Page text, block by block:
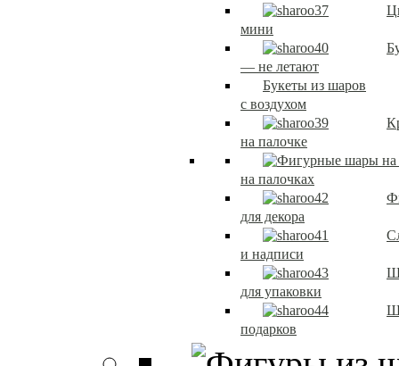
мини
— не летают
Букеты из шаров
с воздухом
на палочке
на палочках
для декора
и надписи
для упаковки
подарков